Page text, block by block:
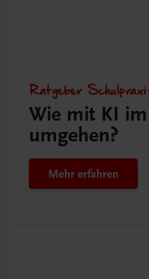
Ratgeber
Wie mit KI
umgehen?
Mehr erfahren